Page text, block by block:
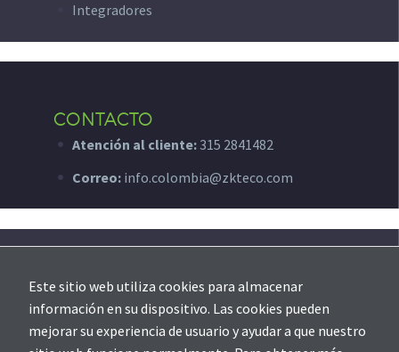
Integradores
CONTACTO
Atención al cliente: 315 2841482
Correo: info.colombia@zkteco.com
Creación de ticket
Este sitio web utiliza cookies para almacenar
información en su dispositivo. Las cookies pueden
mejorar su experiencia de usuario y ayudar a que nuestro